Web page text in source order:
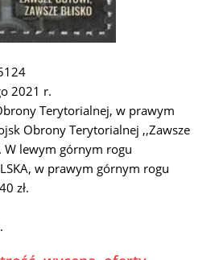
2021 r.
Terytorialnej, w prawym
Obrony Terytorialnej ,,Zawsze
W lewym górnym rogu
w prawym górnym rogu
zł.